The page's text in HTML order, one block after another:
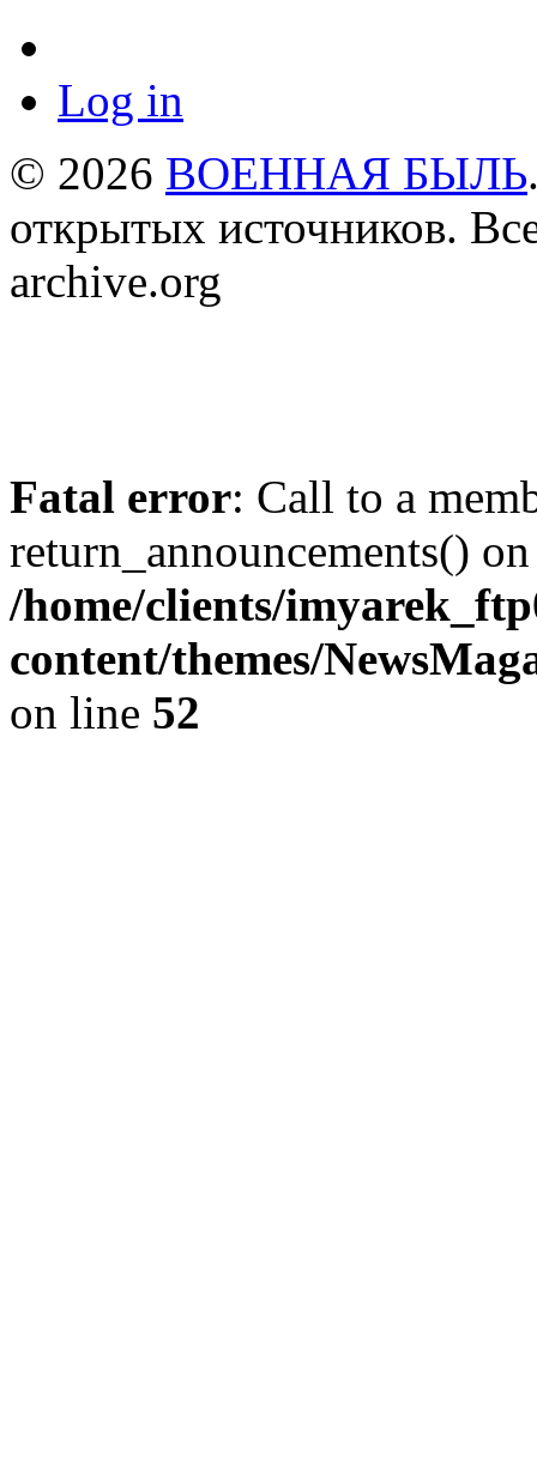
Log in
© 2026 ВОЕННАЯ БЫЛЬ
открытых источников.
archive.org
Fatal error: Call to a
return_announcements()
/home/clients/
content/themes/
on line 52